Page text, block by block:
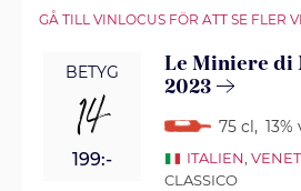
GÅ TILL VINLOCUS FÖR ATT SE FLER
BETYG
14
199:-
Le Miniere di
2023
75 cl, 13%
ITALIEN
CLASSICO